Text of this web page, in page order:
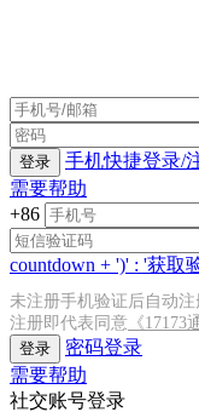
登录
手机快捷登录/
需要帮助
+86
countdown + ')' : '获取
未注册手机验证后自动注
注册即代表同意 《17173
登录
密码登录
需要帮助
社交账号登录